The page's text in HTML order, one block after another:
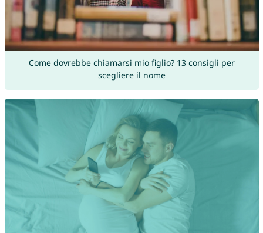
Come dovrebbe chiamarsi mio figlio? 13 consigli per
scegliere il nome